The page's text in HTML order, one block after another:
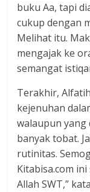
buku Aa, tapi
cukup dengan
Melihat itu.
mengajak ke
semangat
Terakhir,
kejenuhan
walaupun yang
banyak tobat.
rutinitas.
Kitabisa.com
Allah SWT,”